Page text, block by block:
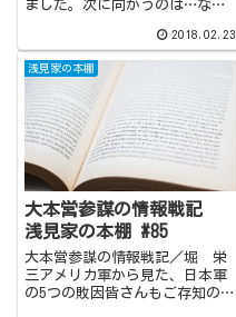
ました。次に向かうのは…なん
宇宙を翔けるその様は正にＳ
Ｆ。迫りくる新たな強敵との戦
いを前に、セシル達は一旦地上
へ帰還。伝説の剣と言われる
『エクスカリバー』を手に入れ
るための東奔西走が始まりま
す。
2018.02.23
浅見家の本棚
大本営参謀の情報戦記
浅見家の本棚 #85
大本営参謀の情報戦記／堀 栄
三アメリカ軍から見た、日本軍
の5つの敗因皆さんもご存知の通